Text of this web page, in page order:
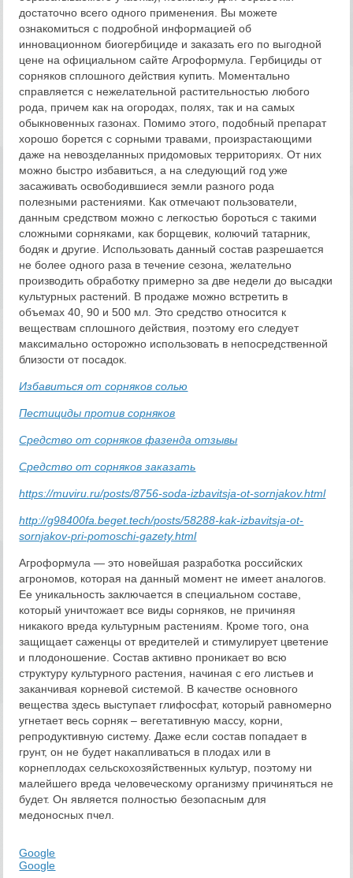
достаточно всего одного применения. Вы можете
ознакомиться с подробной информацией об
инновационном биогербициде и заказать его по выгодной
цене на официальном сайте Агроформула. Гербициды от
сорняков сплошного действия купить. Моментально
справляется с нежелательной растительностью любого
рода, причем как на огородах, полях, так и на самых
обыкновенных газонах. Помимо этого, подобный препарат
хорошо борется с сорными травами, произрастающими
даже на невозделанных придомовых территориях. От них
можно быстро избавиться, а на следующий год уже
засаживать освободившиеся земли разного рода
полезными растениями. Как отмечают пользователи,
данным средством можно с легкостью бороться с такими
сложными сорняками, как борщевик, колючий татарник,
бодяк и другие. Использовать данный состав разрешается
не более одного раза в течение сезона, желательно
производить обработку примерно за две недели до высадки
культурных растений. В продаже можно встретить в
объемах 40, 90 и 500 мл. Это средство относится к
веществам сплошного действия, поэтому его следует
максимально осторожно использовать в непосредственной
близости от посадок.
Избавиться от сорняков солью
Пестициды против сорняков
Средство от сорняков фазенда отзывы
Средство от сорняков заказать
https://muviru.ru/posts/8756-soda-izbavitsja-ot-sornjakov.html
http://g98400fa.beget.tech/posts/58288-kak-izbavitsja-ot-
sornjakov-pri-pomoschi-gazety.html
Агроформула — это новейшая разработка российских
агрономов, которая на данный момент не имеет аналогов.
Ее уникальность заключается в специальном составе,
который уничтожает все виды сорняков, не причиняя
никакого вреда культурным растениям. Кроме того, она
защищает саженцы от вредителей и стимулирует цветение
и плодоношение. Состав активно проникает во всю
структуру культурного растения, начиная с его листьев и
заканчивая корневой системой. В качестве основного
вещества здесь выступает глифосфат, который равномерно
угнетает весь сорняк – вегетативную массу, корни,
репродуктивную систему. Даже если состав попадает в
грунт, он не будет накапливаться в плодах или в
корнеплодах сельскохозяйственных культур, поэтому ни
малейшего вреда человеческому организму причиняться не
будет. Он является полностью безопасным для
медоносных пчел.
Google
Google